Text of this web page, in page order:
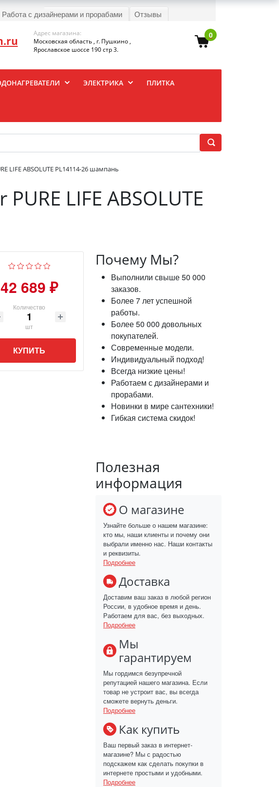
Работа с дизайнерами и прорабами Отзывы
0
Адрес магазина:
Московская область , г. Пушкино ,
Ярославское шоссе 190 стр 3.
ЭЛЕКТРИКА ПЛИТКА
LIFE ABSOLUTE PL14114-26 шампань
LIFE ABSOLUTE
42 689 ₽
Количество
шт
КУПИТЬ
Почему Мы?
Выполнили свыше 50 000
заказов.
Более 7 лет успешной
работы.
Более 50 000 довольных
покупателей.
Современные модели.
Индивидуальный подход!
Всегда низкие цены!
Работаем с дизайнерами и
прорабами.
Новинки в мире сантехники!
Гибкая система скидок!
Полезная
информация
О магазине
Узнайте больше о нашем магазине:
кто мы, наши клиенты и почему они
выбрали именно нас. Наши контакты
и реквизиты.
Подробнее
Доставка
Доставим ваш заказ в любой регион
России, в удобное время и день.
Работаем для вас, без выходных.
Подробнее
Мы
гарантируем
Мы гордимся безупречной
репутацией нашего магазина. Если
товар не устроит вас, вы всегда
сможете вернуть деньги.
Подробнее
Как купить
Ваш первый заказ в интернет-
магазине? Мы с радостью
подскажем как сделать покупки в
интернете простыми и удобными.
Подробнее